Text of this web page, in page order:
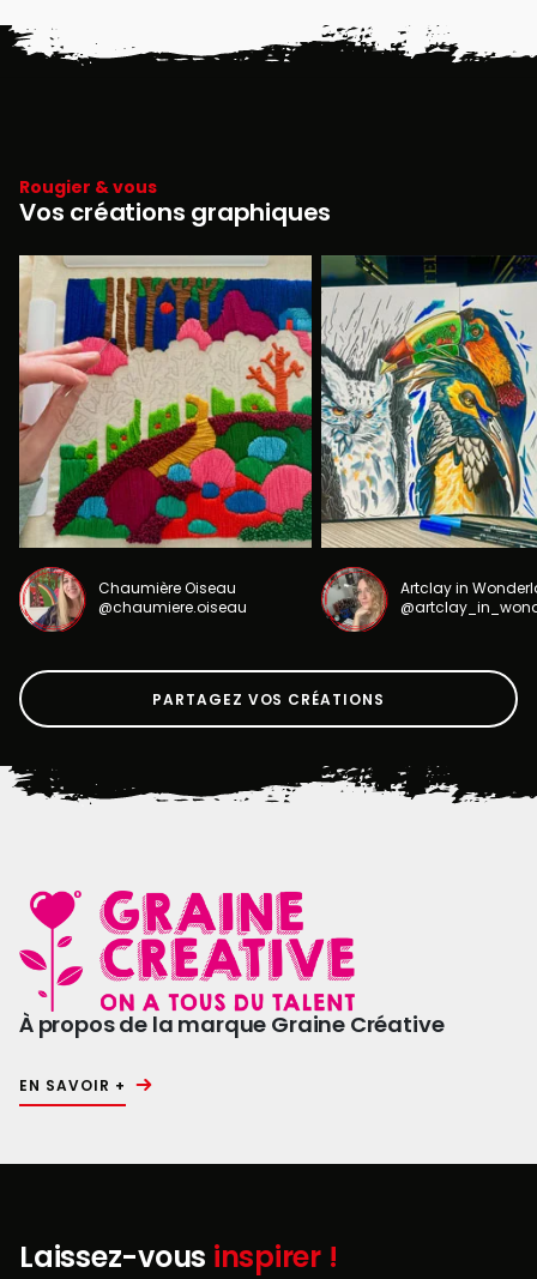
Rougier & vous
Vos créations graphiques
Chaumière Oiseau
@chaumiere.oiseau
Artclay in
PARTAGEZ VOS CRÉATIONS
À propos de la marque Graine Créative
EN SAVOIR +
Laissez-vous inspirer !